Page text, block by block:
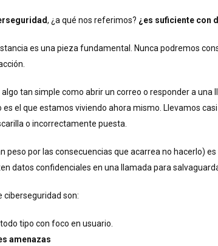
, ¿a qué nos referimos? ¿es suficiente con
es una pieza fundamental. Nunca podremos
tan simple como abrir un correo o responder a
el que estamos viviendo ahora mismo. Llevamos
o incorrectamente puesta.
peso por las consecuencias que acarrea no hacerlo)
datos confidenciales en una llamada para
ciberseguridad son:
tipo con foco en usuario.
amenazas